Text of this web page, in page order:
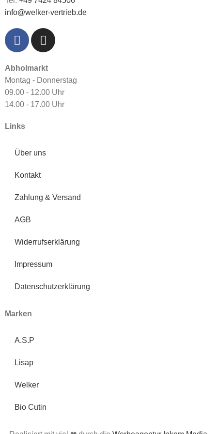
info@welker-vertrieb.de
Abholmarkt
Montag - Donnerstag
09.00 - 12.00 Uhr
14.00 - 17.00 Uhr
Links
Über uns
Kontakt
Zahlung & Versand
AGB
Widerrufserklärung
Impressum
Datenschutzerklärung
Marken
A.S.P
Lisap
Welker
Bio Cutin